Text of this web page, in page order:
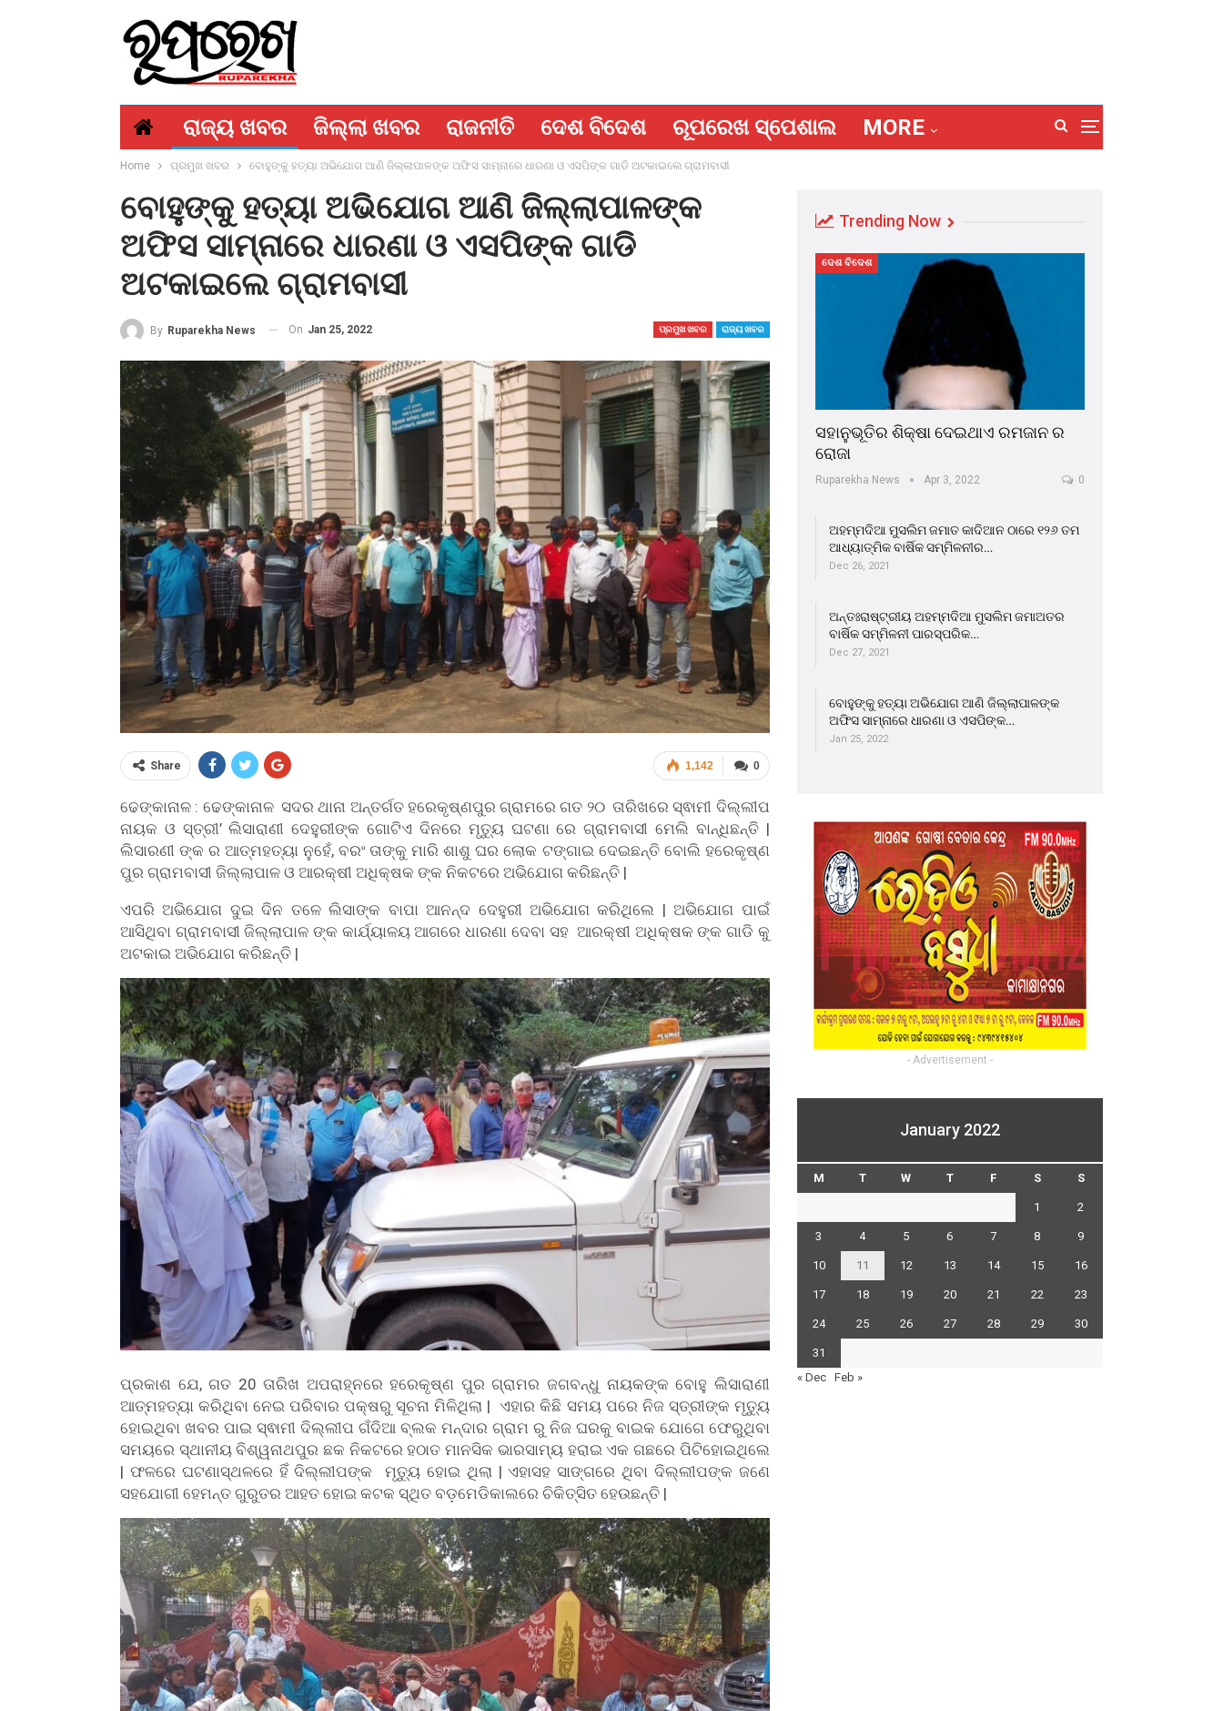
ରାଜ୍ୟ ଖବର ଜିଲ୍ଲା ଖବର ରାଜନୀତି ଦେଶ ବିଦେଶ ରୂପରେଖ ସ୍ପେଶାଲ MORE
Home ପ୍ରମୁଖ ଖବର ବୋହୁଙ୍କୁ ହତ୍ୟା ଅଭିଯୋଗ ଆଣି ଜିଲ୍ଲାପାଳଙ୍କ ଅଫିସ ସାମ୍ନାରେ ଧାରଣା ଓ ଏସପିଙ୍କ ଗାଡି ଅଟକାଇଲେ ଗ୍ରାମବାସୀ
ବୋହୁଙ୍କୁ ହତ୍ୟା ଅଭିଯୋଗ ଆଣି ଜିଲ୍ଲାପାଳଙ୍କ
ଅଫିସ ସାମ୍ନାରେ ଧାରଣା ଓ ଏସପିଙ୍କ ଗାଡି
ଅଟକାଇଲେ ଗ୍ରାମବାସୀ
ପ୍ରମୁଖ ଖବର ରାଜ୍ୟ ଖବର
By Ruparekha News On Jan 25, 2022
0
1,142
Share
ଢେଙ୍କାନାଳ : ଢେଙ୍କାନାଳ ସଦର ଥାନା ଅନ୍ତର୍ଗତ ହରେକୃଷ୍ଣପୁର ଗ୍ରାମରେ ଗତ ୨୦ ତାରିଖରେ ସ୍ଵାମୀ ଦିଲ୍ଲୀପ
ନାୟକ ଓ ସ୍ତ୍ରୀ’ ଲିସାରାଣୀ ଦେହୁରୀଙ୍କ ଗୋଟିଏ ଦିନରେ ମୃତ୍ୟୁ ଘଟଣା ରେ ଗ୍ରାମବାସୀ ମେଲି ବାନ୍ଧିଛନ୍ତି |
ଲିସାରଣୀ ଙ୍କ ର ଆତ୍ମହତ୍ୟା ନୁହେଁ, ବରଂ ତାଙ୍କୁ ମାରି ଶାଶୁ ଘର ଲୋକ ଟଙ୍ଗାଇ ଦେଇଛନ୍ତି ବୋଲି ହରେକୃଷ୍ଣ
ପୁର ଗ୍ରାମବାସୀ ଜିଲ୍ଲାପାଳ ଓ ଆରକ୍ଷୀ ଅଧିକ୍ଷକ ଙ୍କ ନିକଟରେ ଅଭିଯୋଗ କରିଛନ୍ତି |
ଏପରି ଅଭିଯୋଗ ଦୁଇ ଦିନ ତଳେ ଲିସାଙ୍କ ବାପା ଆନନ୍ଦ ଦେହୁରୀ ଅଭିଯୋଗ କରିଥିଲେ | ଅଭିଯୋଗ ପାଇଁ
ଆସିଥିବା ଗ୍ରାମବାସୀ ଜିଲ୍ଲାପାଳ ଙ୍କ କାର୍ଯ୍ୟାଳୟ ଆଗରେ ଧାରଣା ଦେବା ସହ ଆରକ୍ଷୀ ଅଧିକ୍ଷକ ଙ୍କ ଗାଡି କୁ
ଅଟକାଇ ଅଭିଯୋଗ କରିଛନ୍ତି |
ପ୍ରକାଶ ଯେ, ଗତ 20 ତାରିଖ ଅପରାହ୍ନରେ ହରେକୃଷ୍ଣ ପୁର ଗ୍ରାମର ଜଗବନ୍ଧୁ ନାୟକଙ୍କ ବୋହୁ ଲିସାରାଣୀ
ଆତ୍ମହତ୍ୟା କରିଥିବା ନେଇ ପରିବାର ପକ୍ଷରୁ ସୂଚନା ମିଳିଥିଲା | ଏହାର କିଛି ସମୟ ପରେ ନିଜ ସ୍ତ୍ରୀଙ୍କ ମୃତ୍ୟୁ
ହୋଇଥିବା ଖବର ପାଇ ସ୍ଵାମୀ ଦିଲ୍ଲୀପ ଗଁଦିଆ ବ୍ଲକ ମନ୍ଦାର ଗ୍ରାମ ରୁ ନିଜ ଘରକୁ ବାଇକ ଯୋଗେ ଫେରୁଥିବା
ସମୟରେ ସ୍ଥାନୀୟ ବିଶ୍ୱନାଥପୁର ଛକ ନିକଟରେ ହଠାତ ମାନସିକ ଭାରସାମ୍ୟ ହରାଇ ଏକ ଗଛରେ ପିଟିହୋଇଥିଲେ
| ଫଳରେ ଘଟଣାସ୍ଥଳରେ ହିଁ ଦିଲ୍ଲୀପଙ୍କ ମୃତ୍ୟୁ ହୋଇ ଥିଲା | ଏହାସହ ସାଙ୍ଗରେ ଥିବା ଦିଲ୍ଲୀପଙ୍କ ଜଣେ
ସହଯୋଗୀ ହେମନ୍ତ ଗୁରୁତର ଆହତ ହୋଇ କଟକ ସ୍ଥିତ ବଡ଼ମେଡିକାଲରେ ଚିକିତ୍ସିତ ହେଉଛନ୍ତି |
Trending Now
ଦେଶ ବିଦେଶ
ସହାନୁଭୂତିର ଶିକ୍ଷା ଦେଇଥାଏ ରମଜାନ ର
ରୋଜା
Ruparekha News Apr 3, 2022 0
ଅହମ୍ମଦିଆ ମୁସଲିମ ଜମାତ କାଦିଆନ ଠାରେ ୧୨୬ ତମ
ଆଧ୍ୟାତ୍ମିକ ବାର୍ଷିକ ସମ୍ମିଳନୀର…
Dec 26, 2021
ଅନ୍ତଃରାଷ୍ଟ୍ରୀୟ ଅହମ୍ମଦିଆ ମୁସଲିମ ଜମାଅତର
ବାର୍ଷିକ ସମ୍ମିଳନୀ ପାରସ୍ପରିକ…
Dec 27, 2021
ବୋହୁଙ୍କୁ ହତ୍ୟା ଅଭିଯୋଗ ଆଣି ଜିଲ୍ଲାପାଳଙ୍କ
ଅଫିସ ସାମ୍ନାରେ ଧାରଣା ଓ ଏସପିଙ୍କ…
Jan 25, 2022
- Advertisement -
January 2022
M T W T F S S
1 2
3 4 5 6 7 8 9
10 11 12 13 14 15 16
17 18 19 20 21 22 23
24 25 26 27 28 29 30
31
« Dec
Feb »